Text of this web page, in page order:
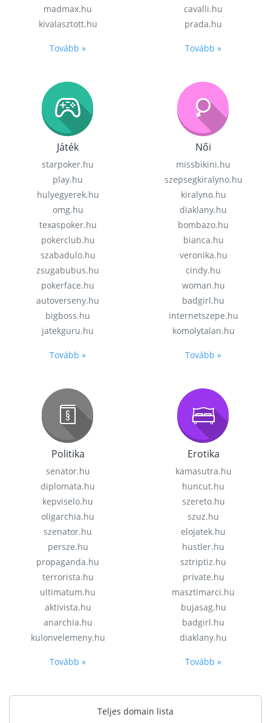
madmax.hu
kivalasztott.hu
Tovább »
cavalli.hu
prada.hu
Tovább »
Játék
starpoker.hu
play.hu
hulyegyerek.hu
omg.hu
texaspoker.hu
pokerclub.hu
szabadulo.hu
zsugabubus.hu
pokerface.hu
autoverseny.hu
bigboss.hu
jatekguru.hu
Tovább »
Női
missbikini.hu
szepsegkiralyno.hu
kiralyno.hu
diaklany.hu
bombazo.hu
bianca.hu
veronika.hu
cindy.hu
woman.hu
badgirl.hu
internetszepe.hu
komolytalan.hu
Tovább »
Politika
senator.hu
diplomata.hu
kepviselo.hu
oligarchia.hu
szenator.hu
persze.hu
propaganda.hu
terrorista.hu
ultimatum.hu
aktivista.hu
anarchia.hu
kulonvelemeny.hu
Tovább »
Erotika
kamasutra.hu
huncut.hu
szereto.hu
szuz.hu
elojatek.hu
hustler.hu
sztriptiz.hu
private.hu
masztimarci.hu
bujasag.hu
badgirl.hu
diaklany.hu
Tovább »
Teljes domain lista